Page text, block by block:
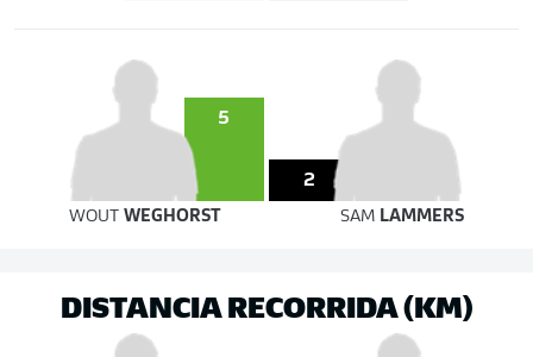
5
2
WOUT WEGHORST SAM LAMMERS
DISTANCIA RECORRIDA (KM)